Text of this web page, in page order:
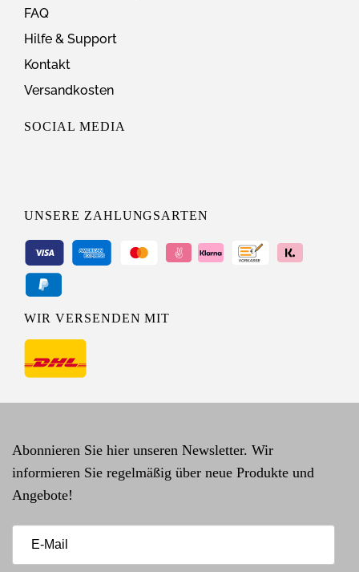
FAQ
Hilfe & Support
Kontakt
Versandkosten
SOCIAL MEDIA
UNSERE ZAHLUNGSARTEN
WIR VERSENDEN MIT
Abonnieren Sie hier unseren Newsletter. Wir
informieren Sie regelmäßig über neue Produkte und
Angebote!